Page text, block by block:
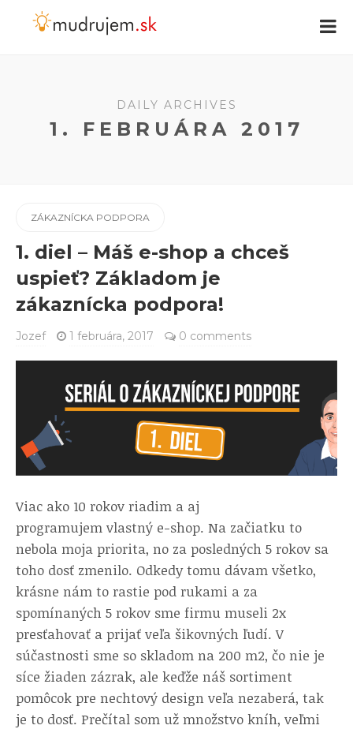
DAILY ARCHIVES
1. FEBRUÁRA 2017
ZÁKAZNÍCKA PODPORA
1. diel – Máš e-shop a chceš
uspieť? Základom je
zákaznícka podpora!
Jozef 1 februára, 2017 0 comments
Viac ako 10 rokov riadim a aj
programujem vlastný e-shop. Na začiatku to
nebola moja priorita, no za posledných 5 rokov sa
toho dosť zmenilo. Odkedy tomu dávam všetko,
krásne nám to rastie pod rukami a za
spomínaných 5 rokov sme firmu museli 2x
presťahovať a prijať veľa šikovných ľudí. V
súčastnosti sme so skladom na 200 m2, čo nie je
síce žiaden zázrak, ale keďže náš sortiment
pomôcok pre nechtový design veľa nezaberá, tak
je to dosť. Prečítal som už množstvo kníh, veľmi